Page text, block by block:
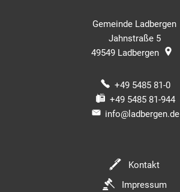
Gemeinde Ladbergen
Jahnstraße 5
49549 Ladbergen
+49 5485 81-0
+49 5485 81-944
info@ladbergen.de
Kontakt
Impressum